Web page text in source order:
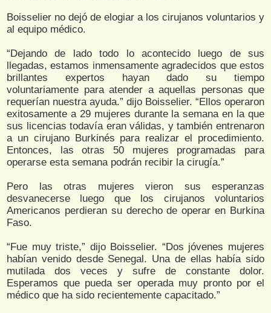
Boisselier no dejó de elogiar a los cirujanos voluntarios y
al equipo médico.
“Dejando de lado todo lo acontecido luego de sus
llegadas, estamos inmensamente agradecidos que estos
brillantes expertos hayan dado su tiempo
voluntariamente para atender a aquellas personas que
requerían nuestra ayuda.” dijo Boisselier. “Ellos operaron
exitosamente a 29 mujeres durante la semana en la que
sus licencias todavía eran válidas, y también entrenaron
a un cirujano Burkinés para realizar el procedimiento.
Entonces, las otras 50 mujeres programadas para
operarse esta semana podrán recibir la cirugía.”
Pero las otras mujeres vieron sus esperanzas
desvanecerse luego que los cirujanos voluntarios
Americanos perdieran su derecho de operar en Burkina
Faso.
“Fue muy triste,” dijo Boisselier. “Dos jóvenes mujeres
habían venido desde Senegal. Una de ellas había sido
mutilada dos veces y sufre de constante dolor.
Esperamos que pueda ser operada muy pronto por el
médico que ha sido recientemente capacitado.”